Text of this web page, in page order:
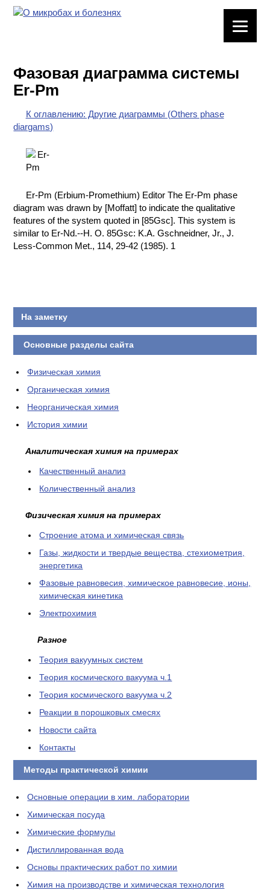
ХИМИЧЕСКАЯ
ПОСУДА
ВРЕДНЫЕ
ФАКТОРЫ
ХИМИЯ НА
ПРОИЗВОДСТВЕ
И ХИМИЧЕСКАЯ
Фазовая диаграмма системы
Er-Pm
К оглавлению: Другие диаграммы (Others phase
diargams)
Er-Pm (Erbium-Promethium) Editor The Er-Pm phase
diagram was drawn by [Moffatt] to indicate the qualitative
features of the system quoted in [85Gsc]. This system is
similar to Er-Nd.--H. O. 85Gsc: K.A. Gschneidner, Jr., J.
Less-Common Met., 114, 29-42 (1985). 1
На заметку
Основные разделы сайта
Физическая химия
Органическая химия
Неорганическая химия
История химии
Аналитическая химия на примерах
Качественный анализ
Количественный анализ
Физическая химия на примерах
Cтроение атома и химическая связь
Газы, жидкости и твердые вещества, стехиометрия,
энергетика
Фазовые равновесия, химическое равновесие, ионы,
химическая кинетика
Электрохимия
Разное
Теория вакуумных систем
Теория космического вакуума ч.1
Теория космического вакуума ч.2
Реакции в порошковых смесях
Новости сайта
Контакты
Методы практической химии
Основные операции в хим. лаборатории
Химическая посуда
Химические формулы
Дистиллированная вода
Основы практических работ по химии
Химия на производстве и химическая технология